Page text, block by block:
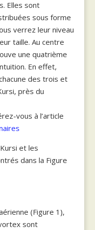
Elles sont
sous forme
verrez leur niveau
taille. Au centre
une quatrième
En effet,
des trois et
près du
vous à l’article
et les
dans la Figure
(Figure 1),
sont